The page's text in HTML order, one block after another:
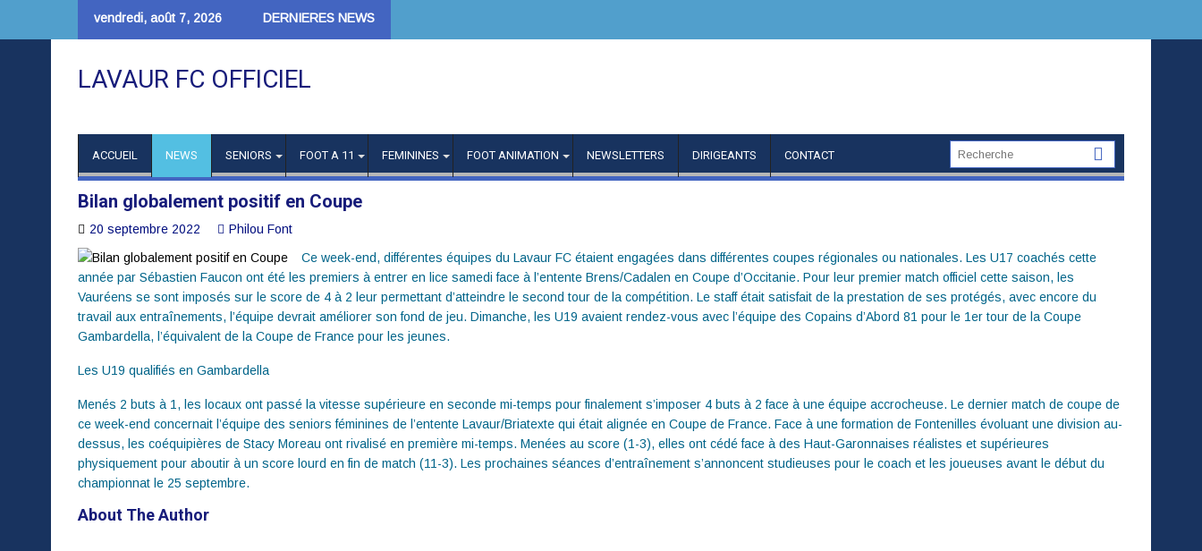
vendredi, août 7, 2026 DERNIERES NEWS
LAVAUR FC OFFICIEL
ACCUEIL NEWS SENIORS FOOT A 11 FEMININES FOOT ANIMATION NEWSLETTERS DIRIGEANTS CONTACT
Bilan globalement positif en Coupe
20 septembre 2022
Philou Font
Ce week-end, différentes équipes du Lavaur FC étaient engagées dans différentes coupes régionales ou nationales. Les U17 coachés cette
année par Sébastien Faucon ont été les premiers à entrer en lice samedi face à l’entente Brens/Cadalen en Coupe d’Occitanie. Pour leur premier match officiel cette saison, les
Vauréens se sont imposés sur le score de 4 à 2 leur permettant d’atteindre le second tour de la compétition. Le staff était satisfait de la prestation de ses protégés, avec encore du
travail aux entraînements, l’équipe devrait améliorer son fond de jeu. Dimanche, les U19 avaient rendez-vous avec l’équipe des Copains d’Abord 81 pour le 1er tour de la Coupe
Gambardella, l’équivalent de la Coupe de France pour les jeunes.
Les U19 qualifiés en Gambardella
Menés 2 buts à 1, les locaux ont passé la vitesse supérieure en seconde mi-temps pour finalement s’imposer 4 buts à 2 face à une équipe accrocheuse. Le dernier match de coupe de
ce week-end concernait l’équipe des seniors féminines de l’entente Lavaur/Briatexte qui était alignée en Coupe de France. Face à une formation de Fontenilles évoluant une division au-
dessus, les coéquipières de Stacy Moreau ont rivalisé en première mi-temps. Menées au score (1-3), elles ont cédé face à des Haut-Garonnaises réalistes et supérieures
physiquement pour aboutir à un score lourd en fin de match (11-3). Les prochaines séances d’entraînement s’annoncent studieuses pour le coach et les joueuses avant le début du
championnat le 25 septembre.
About The Author